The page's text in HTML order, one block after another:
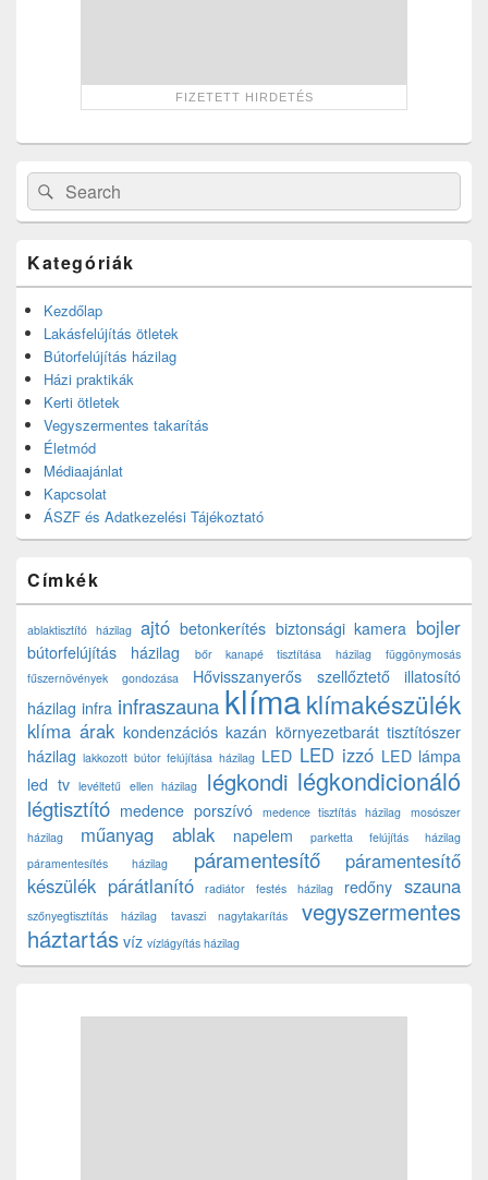
Search
for:
Search
Kategóriák
Kezdőlap
Lakásfelújítás ötletek
Bútorfelújítás házilag
Házi praktikák
Kerti ötletek
Vegyszermentes takarítás
Életmód
Médiaajánlat
Kapcsolat
ÁSZF és Adatkezelési Tájékoztató
Címkék
ablaktisztító házilag ajtó betonkerítés biztonsági kamera bojler
bútorfelújítás házilag bőr kanapé tisztítása házilag
függönymosás
fűszernövények gondozása
Hővisszanyerős szellőztető
illatosító
házilag infra infraszauna klímaklímakészülék
klíma árak kondenzációs kazán környezetbarát tisztítószer
házilag lakkozott bútor felújítása házilag LED LED izzó LED lámpa
led tv levéltetű ellen házilag légkondi légkondicionáló
légtisztító medence porszívó medence tisztítás házilag
mosószer
házilag
műanyag ablak napelem
parketta felújítás házilag
páramentesítés házilag
páramentesítő
páramentesítő
készülék párátlanító radiátor festés házilag redőny szauna
szőnyegtisztítás házilag tavaszi nagytakarítás
vegyszermentes
háztartás víz vízlágyítás házilag